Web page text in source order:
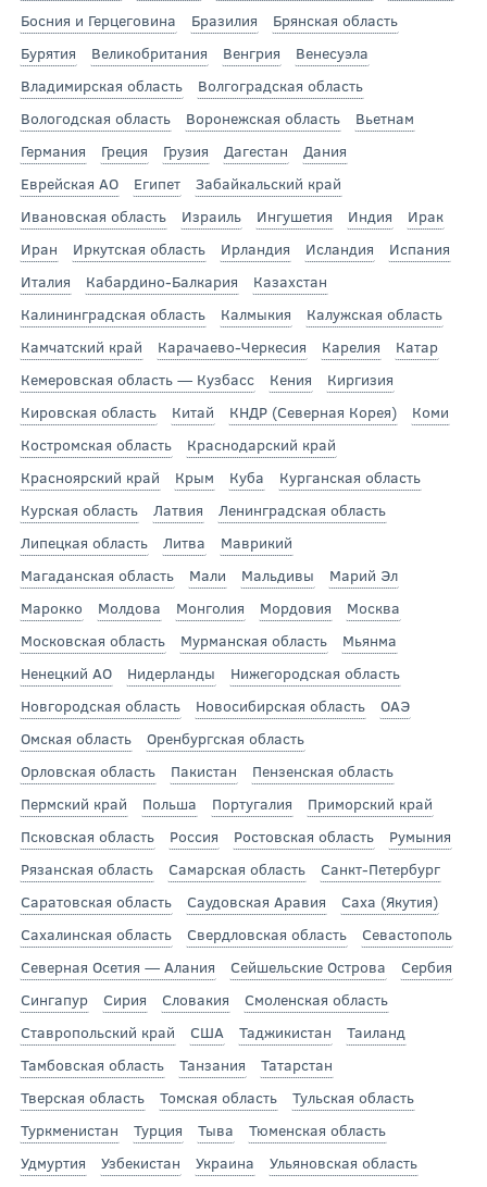
Босния и Герцеговина
Бразилия
Брянская область
Бурятия
Великобритания Венгрия
Венесуэла
Владимирская область
Волгоградская область
Вологодская область
Воронежская область
Вьетнам
Германия
Греция Грузия Дагестан
Дания
Еврейская АО
Египет
Забайкальский край
Ивановская область
Израиль Ингушетия Индия
Ирак
Иран
Иркутская область Ирландия Исландия
Испания
Италия
Кабардино-Балкария
Казахстан
Калининградская область
Калмыкия
Калужская область
Камчатский край
Карачаево-Черкесия Карелия
Катар
Кемеровская область — Кузбасс
Кения
Киргизия
Кировская область
Китай КНДР (Северная Корея)
Коми
Костромская область
Краснодарский край
Красноярский край
Крым Куба
Курганская область
Курская область
Латвия
Ленинградская область
Липецкая область
Литва
Маврикий
Магаданская область
Мали Мальдивы
Марий Эл
Марокко
Молдова Монголия Мордовия
Москва
Московская область
Мурманская область
Мьянма
Ненецкий АО
Нидерланды
Нижегородская область
Новгородская область
Новосибирская область
ОАЭ
Омская область
Оренбургская область
Орловская область
Пакистан
Пензенская область
Пермский край
Польша Португалия
Приморский край
Псковская область
Россия Ростовская область
Румыния
Рязанская область
Самарская область
Санкт-Петербург
Саратовская область
Саудовская Аравия
Саха (Якутия)
Сахалинская область
Свердловская область
Севастополь
Северная Осетия — Алания
Сейшельские Острова
Сербия
Сингапур
Сирия Словакия
Смоленская область
Ставропольский край
США Таджикистан
Таиланд
Тамбовская область
Танзания
Татарстан
Тверская область
Томская область
Тульская область
Туркменистан
Турция Тыва
Тюменская область
Удмуртия
Узбекистан Украина
Ульяновская область